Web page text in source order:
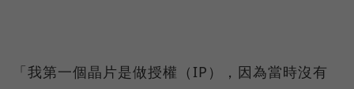
「我第一個晶片是做授權（IP），因為當時沒有